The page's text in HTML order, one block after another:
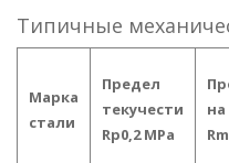
Типичные
Марка
стали
Предел
текучести
Rp0,2 MPa